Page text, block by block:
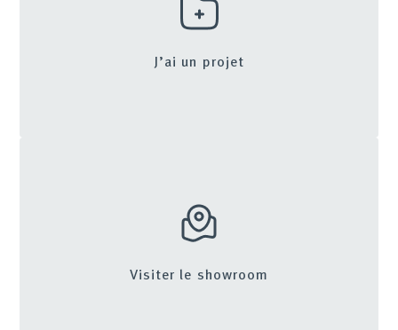
J’ai un projet
Visiter le showroom